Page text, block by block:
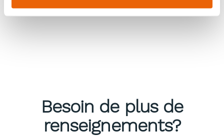
Besoin de plus de
renseignements?